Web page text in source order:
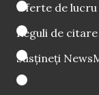
Oferte de lucru
Reguli de citare
Susțineți